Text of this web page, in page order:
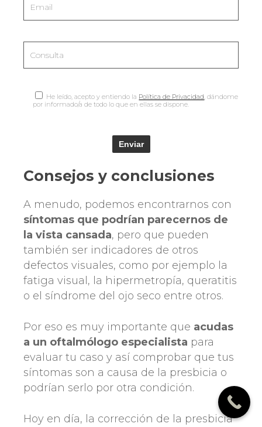
He leído, acepto y entiendo la Política de Privacidad , dándome
por informado/a de todo lo que en ellas se dispone.
Consejos y conclusiones
A menudo, podemos encontrarnos con
síntomas que podrían parecernos de
la vista cansada, pero que pueden
también ser indicadores de otros
defectos visuales, como por ejemplo la
fatiga visual, la hipermetropía, queratitis
o el síndrome del ojo seco entre otros.
Por eso es muy importante que acudas
a un oftalmólogo especialista para
evaluar tu caso y así comprobar que tus
síntomas son a causa de la presbicia o
podrían serlo por otra condición.
Hoy en día, la corrección de la presbicia